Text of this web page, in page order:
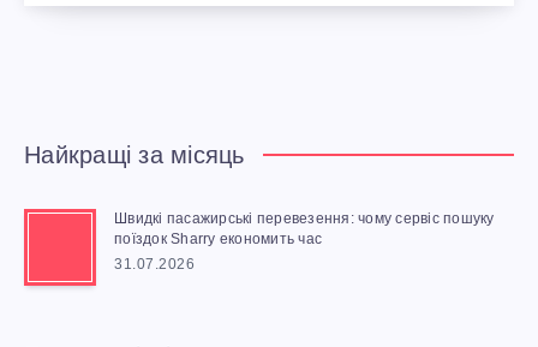
Найкращі за місяць
Швидкі пасажирські перевезення: чому сервіс пошуку
поїздок Sharry економить час
31.07.2026